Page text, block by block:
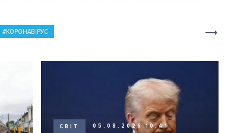
КОРОНАВІРУС
СВІТ 05.08.2026 10:41